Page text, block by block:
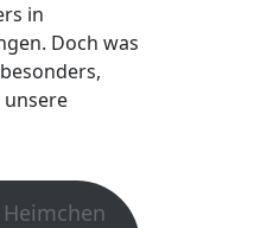
in
Doch was
unsere